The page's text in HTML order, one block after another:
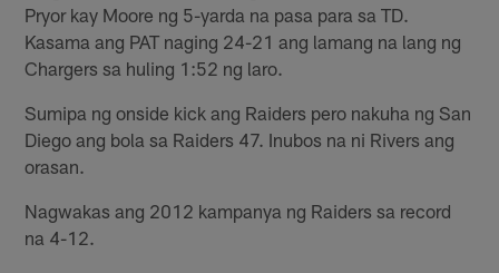
Pryor kay Moore ng 5-yarda na pasa para sa TD.
Kasama ang PAT naging 24-21 ang lamang na lang ng
Chargers sa huling 1:52 ng laro.
Sumipa ng onside kick ang Raiders pero nakuha ng San
Diego ang bola sa Raiders 47. Inubos na ni Rivers ang
orasan.
Nagwakas ang 2012 kampanya ng Raiders sa record
na 4-12.